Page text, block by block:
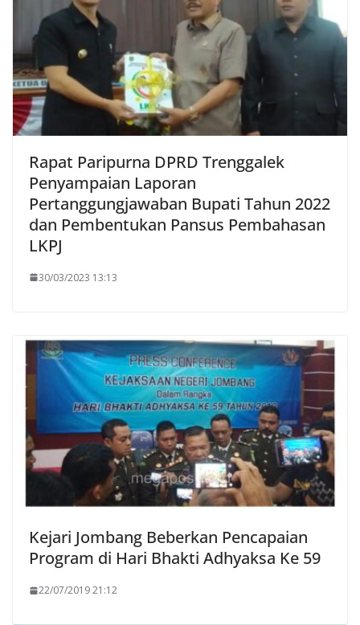
Rapat Paripurna DPRD Trenggalek
Penyampaian Laporan
Pertanggungjawaban Bupati Tahun 2022
dan Pembentukan Pansus Pembahasan
LKPJ
30/03/2023 13:13
Kejari Jombang Beberkan Pencapaian
Program di Hari Bhakti Adhyaksa Ke 59
22/07/2019 21:12